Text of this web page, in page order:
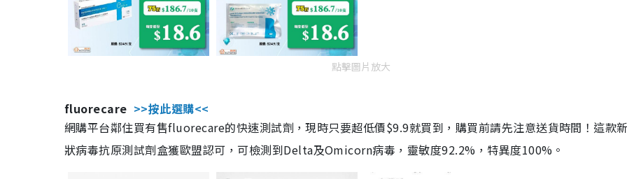
點擊圖片放大
fluorecare >>按此選購<<
網購平台鄰住買有售fluorecare的快速測試劑，現時只要超低價$9.9就買到，購買前請先注意送貨時間！這款
狀病毒抗原測試劑盒獲歐盟認可，可檢測到Delta及Omicorn病毒，靈敏度92.2%，特異度100%。